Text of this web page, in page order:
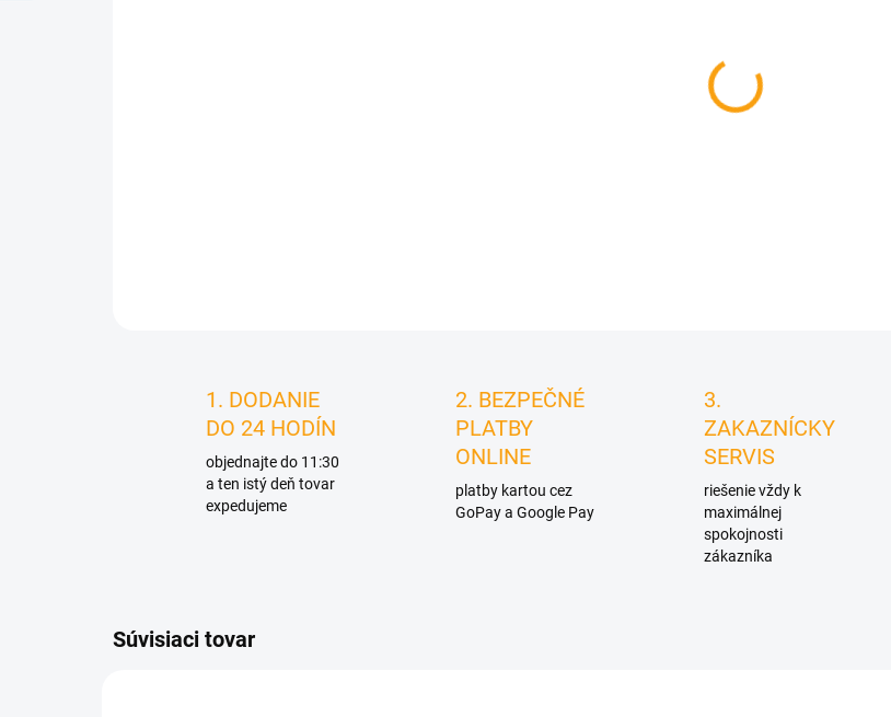
1. DODANIE
DO 24 HODÍN
objednajte do 11:30
a ten istý deň tovar
expedujeme
2. BEZPEČNÉ
PLATBY
ONLINE
platby kartou cez
GoPay a Google Pay
3.
ZAKAZNÍCKY
SERVIS
riešenie vždy k
maximálnej
spokojnosti
zákazníka
Súvisiaci tovar